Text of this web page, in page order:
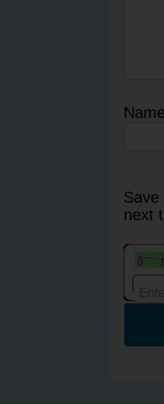
next